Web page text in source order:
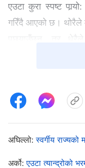
एउटा कुरा स्पष्ट
गरिँदै आएको छ। थोरैले
पछ्याउँछन्। यसले
पछि तिनले
सहकर्मीहरूलाई
पार्नू भनेर भनिन्।
अघिल्लो:स्वर्गीय राज्यको
अर्को:एउटा त्यान्द्रोको